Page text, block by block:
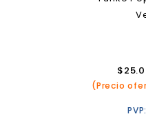
$
(Precio